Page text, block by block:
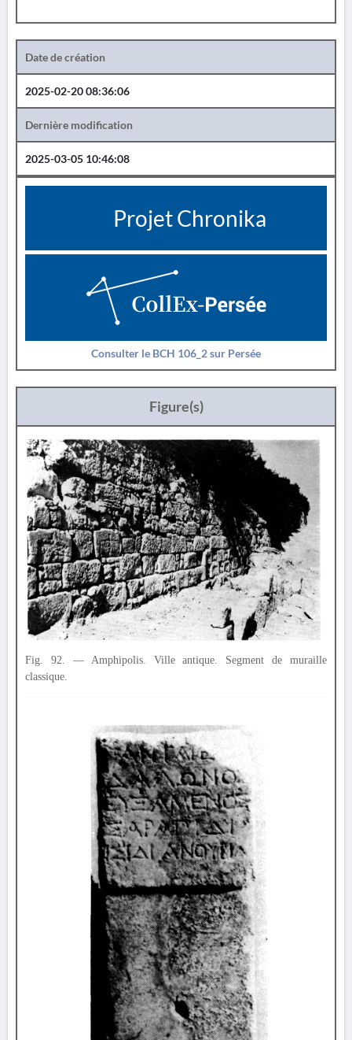
Date de création
2025-02-20 08:36:06
Dernière modification
2025-03-05 10:46:08
Projet Chronika
Consulter le BCH 106_2 sur Persée
Figure(s)
Fig. 92. — Amphipolis. Ville antique. Segment de muraille
classique.